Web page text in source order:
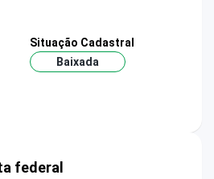
Situação Cadastral
Baixada
federal